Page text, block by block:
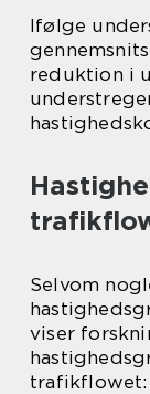
Ifølge
reduktion i
Selvom
viser
trafikflowet: